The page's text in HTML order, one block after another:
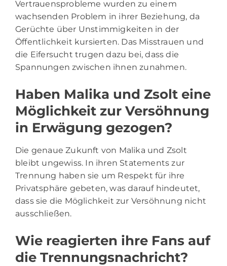
Vertrauensprobleme wurden zu einem
wachsenden Problem in ihrer Beziehung, da
Gerüchte über Unstimmigkeiten in der
Öffentlichkeit kursierten. Das Misstrauen und
die Eifersucht trugen dazu bei, dass die
Spannungen zwischen ihnen zunahmen.
Haben Malika und Zsolt eine
Möglichkeit zur Versöhnung
in Erwägung gezogen?
Die genaue Zukunft von Malika und Zsolt
bleibt ungewiss. In ihren Statements zur
Trennung haben sie um Respekt für ihre
Privatsphäre gebeten, was darauf hindeutet,
dass sie die Möglichkeit zur Versöhnung nicht
ausschließen.
Wie reagierten ihre Fans auf
die Trennungsnachricht?